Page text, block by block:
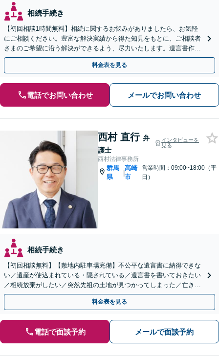
相続手続き
【初回相談1時間無料】相続に関するお悩みがありましたら、お気軽
にご相談ください。豊富な解決実績から得た知見をもとに、ご相談者
さまのご希望に沿う解決ができるよう、尽力いたします。遺言書作
成、相続放棄などにも対応いたします。【夜間・休日対応可】
料金表を見る
電話でお問い合わせ メールでお問い合わせ
西村 直行 弁
護士
インタビューを
見る
西村法律事務所
群馬
県
|
高崎
市
営業時間：09:00~18:00（平
日）
相続手続き
【初回相談無料】【敷地内駐車場完備】不公平な遺言書に納得できな
い／遺産が使込まれている・隠されている／遺言書を書いておきたい
／相続放棄がしたい／突然先祖の土地が見つかってしまった／亡き
父・母の無念を晴らしたい
料金表を見る
電話で面談予約 メールで面談予約